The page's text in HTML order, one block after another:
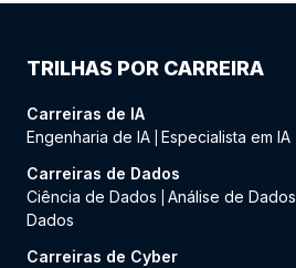
TRILHAS POR CARREIRA
Carreiras de IA
Engenharia de IA Especialista em IA
Carreiras de Dados
Ciência de Dados
Análise de Dados
Dados
Carreiras de Cyber